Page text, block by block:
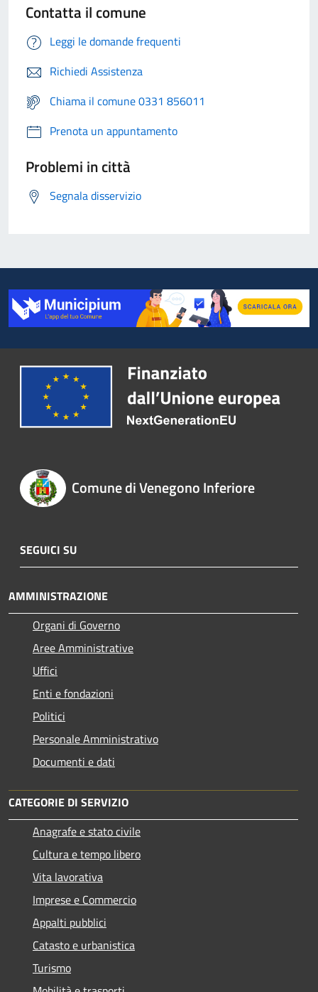
Contatta il comune
Leggi le domande frequenti
Richiedi Assistenza
Chiama il comune 0331 856011
Prenota un appuntamento
Problemi in città
Segnala disservizio
Comune di Venegono Inferiore
SEGUICI SU
AMMINISTRAZIONE
Organi di Governo
Aree Amministrative
Uffici
Enti e fondazioni
Politici
Personale Amministrativo
Documenti e dati
CATEGORIE DI SERVIZIO
Anagrafe e stato civile
Cultura e tempo libero
Vita lavorativa
Imprese e Commercio
Appalti pubblici
Catasto e urbanistica
Turismo